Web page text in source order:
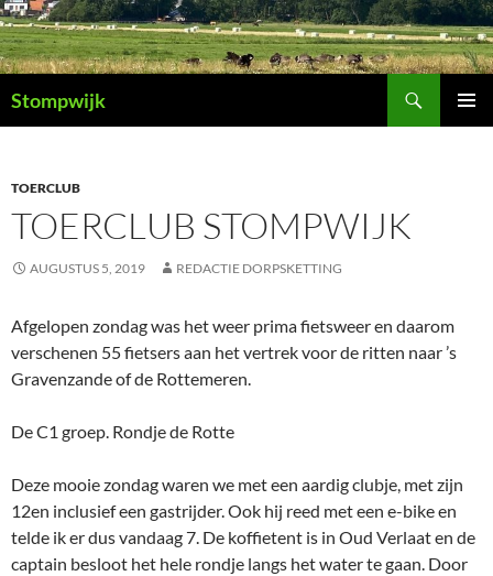
Ga
naar
de
inhoud
Stompwijk
TOERCLUB
TOERCLUB STOMPWIJK
AUGUSTUS 5, 2019 REDACTIE DORPSKETTING
Afgelopen zondag was het weer prima fietsweer en daarom
verschenen 55 fietsers aan het vertrek voor de ritten naar ’s
Gravenzande of de Rottemeren.
De C1 groep. Rondje de Rotte
Deze mooie zondag waren we met een aardig clubje, met zijn
12en inclusief een gastrijder. Ook hij reed met een e-bike en
telde ik er dus vandaag 7. De koffietent is in Oud Verlaat en de
captain besloot het hele rondje langs het water te gaan. Door